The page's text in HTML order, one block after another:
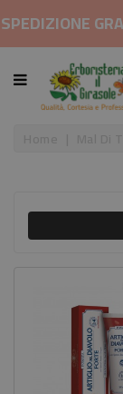
SPEDIZIONE
CATEGORIA
HOME
COSMETICI
INTEGRATORI